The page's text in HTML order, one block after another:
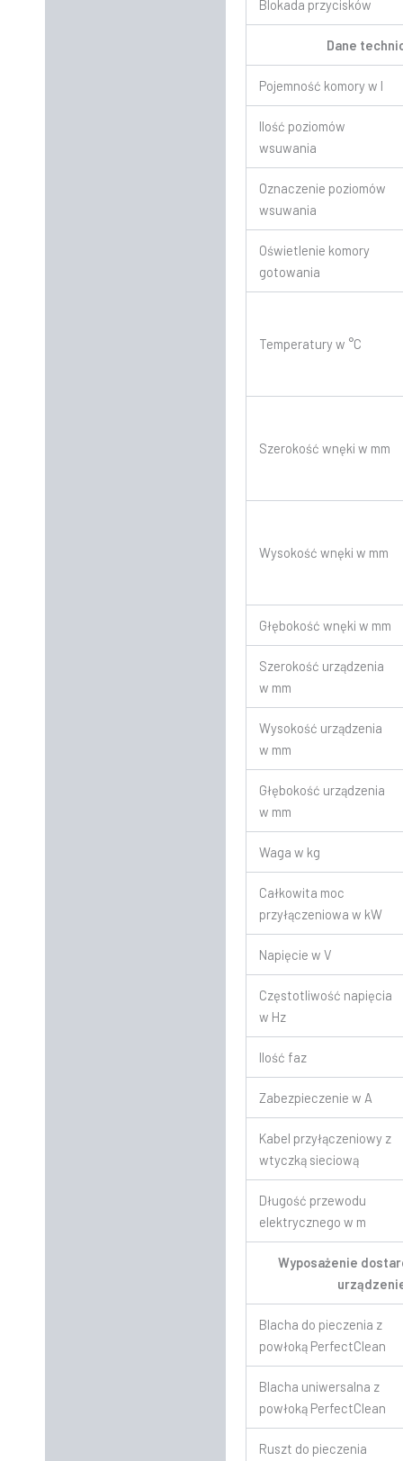
Blokada przycisków
Dane
Pojemność komory w l
Ilość poziomów
wsuwania
Oznaczenie poziomów
wsuwania
Oświetlenie komory
gotowania
Temperatury w °C
Szerokość wnęki w mm
Wysokość wnęki w mm
Głębokość wnęki w mm
Szerokość urządzenia
w mm
Wysokość urządzenia
w mm
Głębokość urządzenia
w mm
Waga w kg
Całkowita moc
przyłączeniowa w kW
Napięcie w V
Częstotliwość napięcia
w Hz
Ilość faz
Zabezpieczenie w A
Kabel przyłączeniowy z
wtyczką sieciową
Długość przewodu
elektrycznego w m
Wyposażenie
Blacha do pieczenia z
powłoką PerfectClean
Blacha uniwersalna z
powłoką PerfectClean
Ruszt do pieczenia